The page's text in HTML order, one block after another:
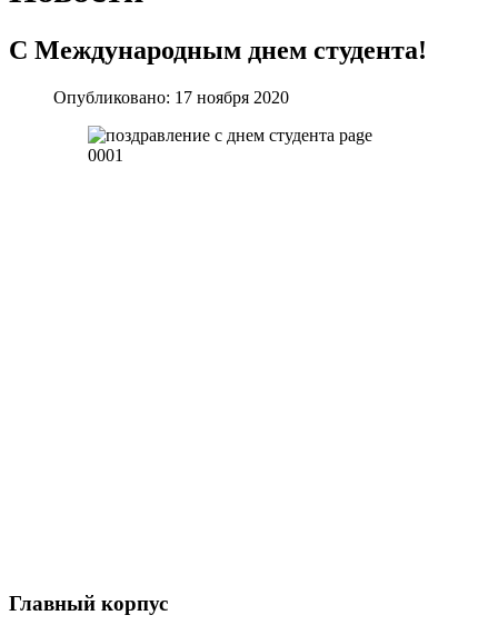
С Международным днем студента!
Опубликовано: 17 ноября 2020
Главный корпус